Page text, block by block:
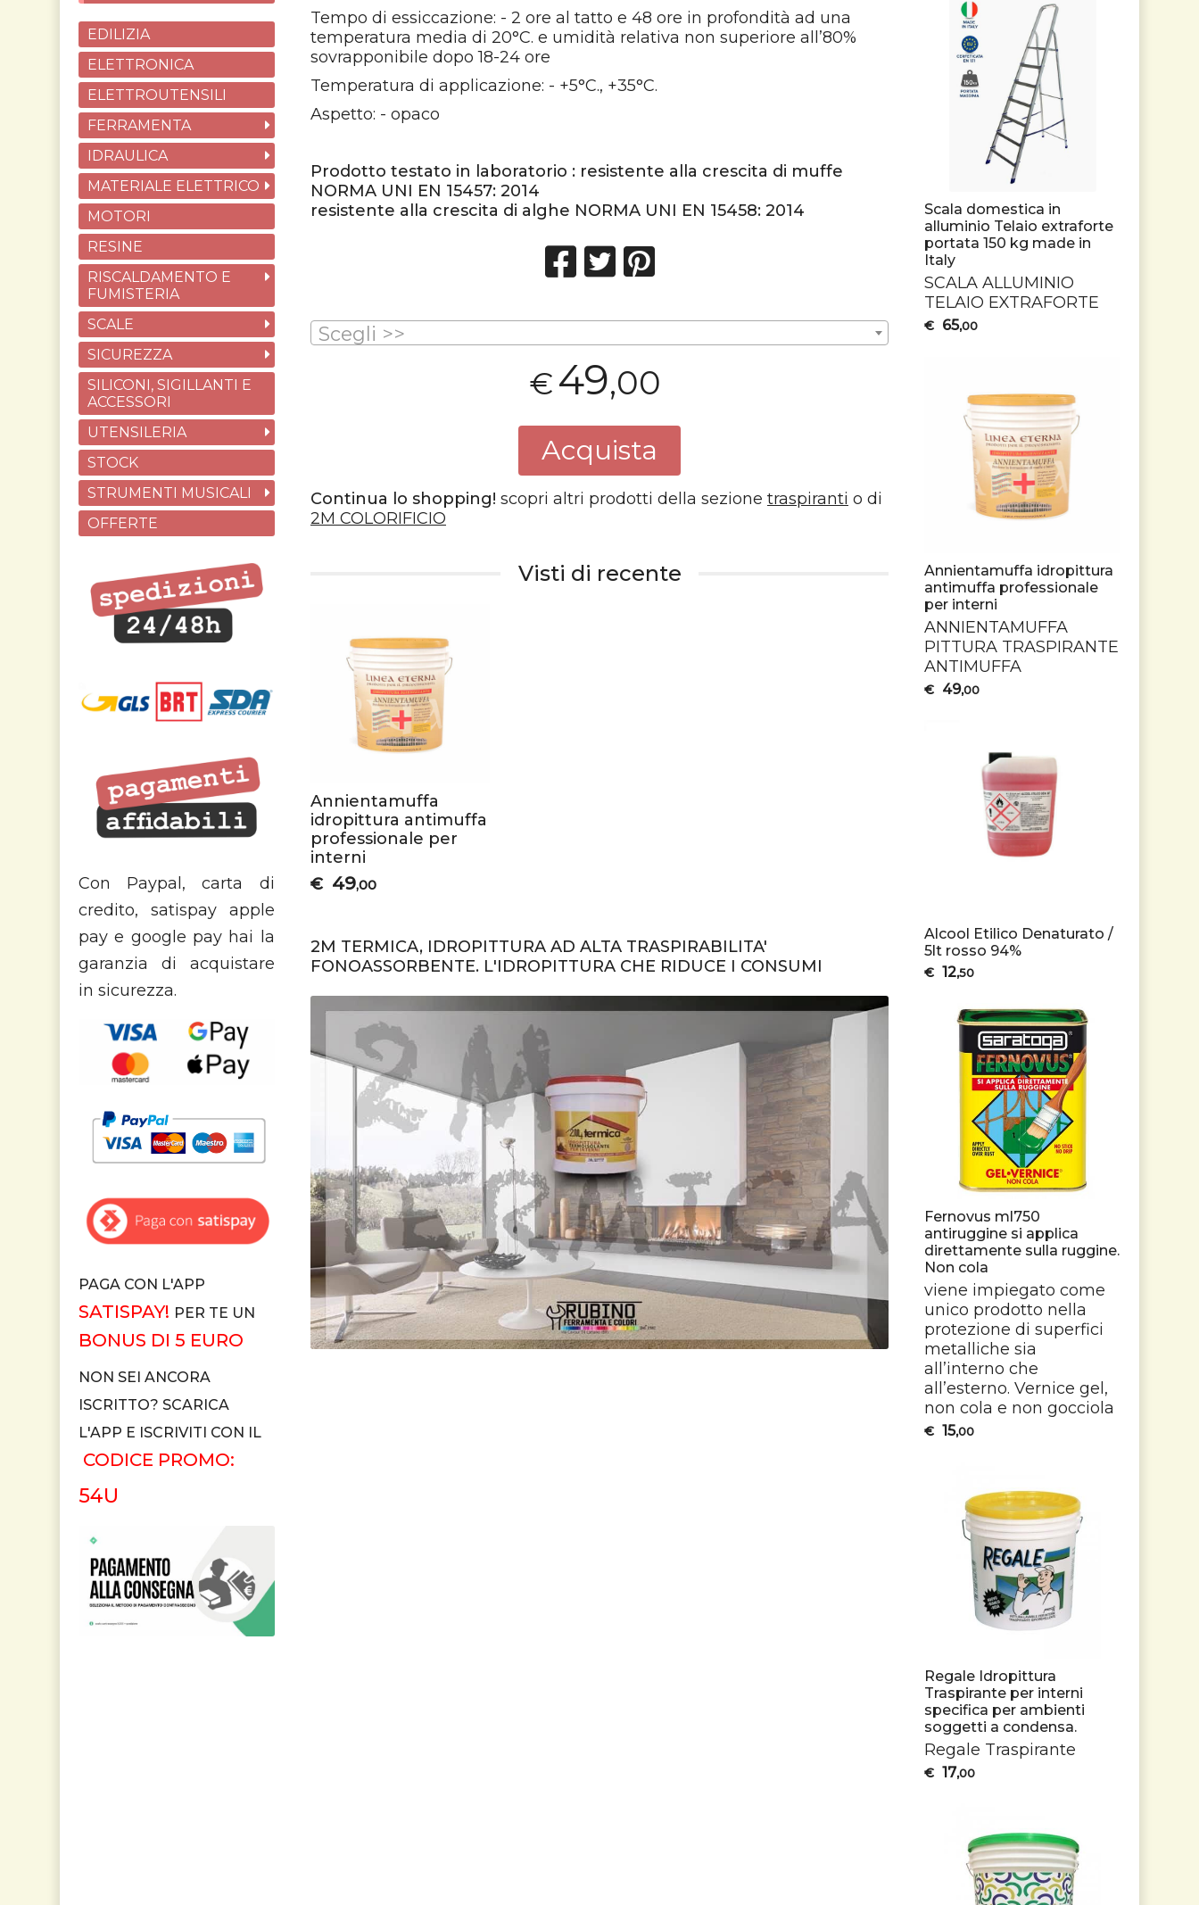
Tempo di essiccazione: - 2 ore al tatto e 48 ore in profondità ad una
temperatura media di 20°C. e umidità relativa non superiore all’80%
sovrapponibile dopo 18-24 ore
Temperatura di applicazione: - +5°C., +35°C.
Aspetto: - opaco
Prodotto testato in laboratorio : resistente alla crescita di muffe
NORMA UNI EN 15457: 2014
resistente alla crescita di alghe NORMA UNI EN 15458: 2014
Scegli >>
€49,00
Acquista
Continua lo shopping! scopri altri prodotti della sezione traspiranti o di
2M COLORIFICIO
Visti di recente
Annientamuffa
idropittura antimuffa
professionale per
interni
€ 49,00
2M TERMICA, IDROPITTURA AD ALTA TRASPIRABILITA'
FONOASSORBENTE. L'IDROPITTURA CHE RIDUCE I CONSUMI
EDILIZIA
ELETTRONICA
ELETTROUTENSILI
FERRAMENTA
IDRAULICA
MATERIALE ELETTRICO
MOTORI
RESINE
RISCALDAMENTO E
FUMISTERIA
SCALE
SICUREZZA
SILICONI, SIGILLANTI E
ACCESSORI
UTENSILERIA
STOCK
STRUMENTI MUSICALI
OFFERTE
Con Paypal, carta di
credito, satispay apple
pay e google pay hai la
garanzia di acquistare
in sicurezza.
PAGA CON L'APP
SATISPAY! PER TE UN
BONUS DI 5 EURO
NON SEI ANCORA
ISCRITTO? SCARICA
L'APP E ISCRIVITI CON IL
CODICE PROMO:
54U
Scala domestica in
alluminio Telaio extraforte
portata 150 kg made in
Italy
SCALA ALLUMINIO
TELAIO EXTRAFORTE
€ 65,00
Annientamuffa idropittura
antimuffa professionale
per interni
ANNIENTAMUFFA
PITTURA TRASPIRANTE
ANTIMUFFA
€ 49,00
Alcool Etilico Denaturato /
5lt rosso 94%
€ 12,50
Fernovus ml750
antiruggine si applica
direttamente sulla ruggine.
Non cola
viene impiegato come
unico prodotto nella
protezione di superfici
metalliche sia
all’interno che
all’esterno. Vernice gel,
non cola e non gocciola
€ 15,00
Regale Idropittura
Traspirante per interni
specifica per ambienti
soggetti a condensa.
Regale Traspirante
€ 17,00